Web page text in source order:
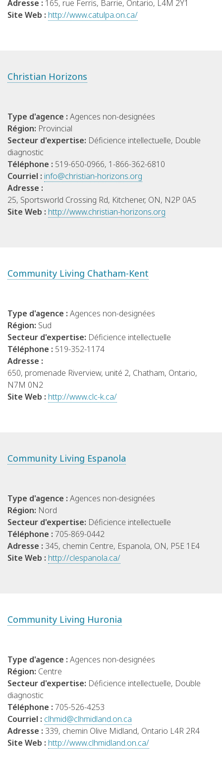
Adresse : 165, rue Ferris, Barrie, Ontario, L4M 2Y1
Site Web : http://www.catulpa.on.ca/
Christian Horizons
Type d'agence : Agences non-designées
Région: Provincial
Secteur d'expertise: Déficience intellectuelle, Double
diagnostic
Téléphone : 519-650-0966, 1-866-362-6810
Courriel : info@christian-horizons.org
Adresse :
25, Sportsworld Crossing Rd, Kitchener, ON, N2P 0A5
Site Web : http://www.christian-horizons.org
Community Living Chatham-Kent
Type d'agence : Agences non-designées
Région: Sud
Secteur d'expertise: Déficience intellectuelle
Téléphone : 519-352-1174
Adresse :
650, promenade Riverview, unité 2, Chatham, Ontario,
N7M 0N2
Site Web : http://www.clc-k.ca/
Community Living Espanola
Type d'agence : Agences non-designées
Région: Nord
Secteur d'expertise: Déficience intellectuelle
Téléphone : 705-869-0442
Adresse : 345, chemin Centre, Espanola, ON, P5E 1E4
Site Web : http://clespanola.ca/
Community Living Huronia
Type d'agence : Agences non-designées
Région: Centre
Secteur d'expertise: Déficience intellectuelle, Double
diagnostic
Téléphone : 705-526-4253
Courriel : clhmid@clhmidland.on.ca
Adresse : 339, chemin Olive Midland, Ontario L4R 2R4
Site Web : http://www.clhmidland.on.ca/